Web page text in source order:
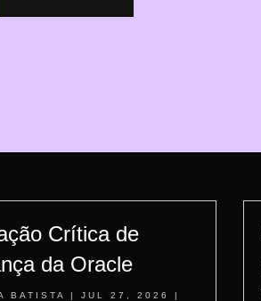
Crítica de
da Oracle
BATISTA | JUL 27, 2026
|